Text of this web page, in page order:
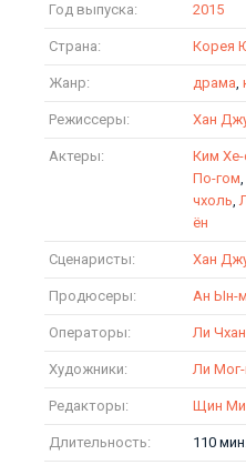
Год выпуска: 2015
Страна: Корея
Жанр: драма,
Режиссеры: Хан
Актеры: Ким Хе-
По-гом,
чхоль,
ён
Сценаристы: Хан
Продюсеры: Ан Ын-
Операторы: Ли
Художники: Ли
Редакторы: Щин
Длительность: 110